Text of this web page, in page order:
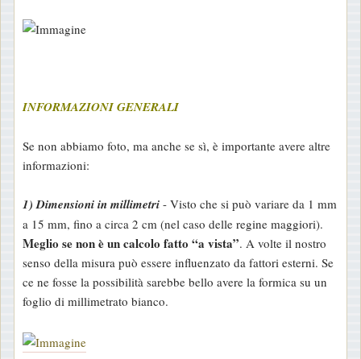
INFORMAZIONI GENERALI
Se non abbiamo foto, ma anche se sì, è importante avere altre
informazioni:
1) Dimensioni in millimetri - Visto che si può variare da 1 mm
a 15 mm, fino a circa 2 cm (nel caso delle regine maggiori).
Meglio se non è un calcolo fatto “a vista”. A volte il nostro
senso della misura può essere influenzato da fattori esterni. Se
ce ne fosse la possibilità sarebbe bello avere la formica su un
foglio di millimetrato bianco.